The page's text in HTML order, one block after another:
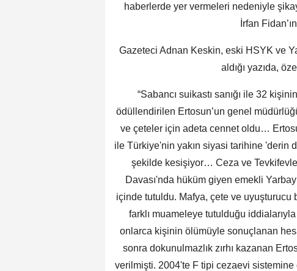
haberlerde yer vermeleri nedeniyle
İrfan
Gazeteci Adnan Keskin, eski HSYK ve
aldığı yazıda,
“Sabancı suikastı sanığı ile 32
ödüllendirilen Ertosun’un genel
ve çeteler için adeta cennet oldu…
ile Türkiye'nin yakın siyasi tarihine 'derin
şekilde kesişiyor… Ceza ve
Davası'nda hüküm giyen emekli
içinde tutuldu. Mafya, çete ve uyuşturucu
farklı muameleye tutulduğu
onlarca kişinin ölümüyle sonuçlanan
sonra dokunulmazlık zırhı kazanan
verilmişti. 2004'te F tipi cezaevi